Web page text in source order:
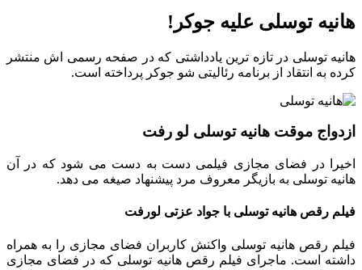
هانیه توسلی علیه جوکر!
هانیه توسلی در تازه ترین یادداشتی که در صفحه رسمی اش منتشر
کرده به انتقاد از برنامه رئالیتی شو جوکر پرداخته است.
ازدواج موقت هانیه توسلی لو رفت
اخیرا در فضای مجازی فیلمی دست به دست می شود که در آن
هانیه توسلی به بازیگر معروف مرد پیشنهاد صیغه می دهد.
فیلم رقص هانیه توسلی با جواد عزتی لورفت
فیلم رقص هانیه توسلی واکنش کاربران فضای مجازی را به همراه
داشته است. ماجرای فیلم رقص هانیه توسلی که در فضای مجازی